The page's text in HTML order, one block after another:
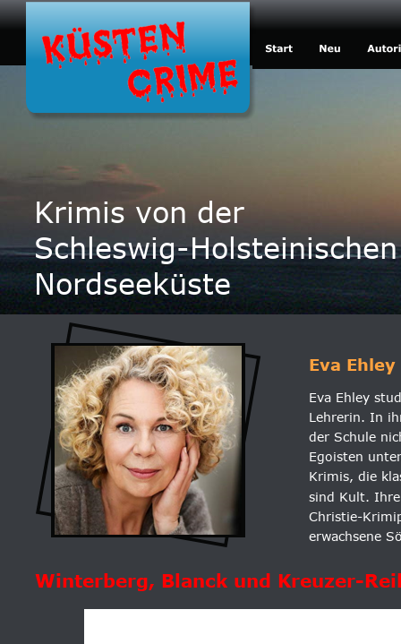
Krimis von der
Schleswig-Holsteinischen
Nordseeküste
Eva Ehley
Eva Ehley
Lehrerin. In
der Schule
Egoisten
Krimis, die
sind Kult.
Christie-
erwachsene
Winterberg, Blanck und Kreuzer-